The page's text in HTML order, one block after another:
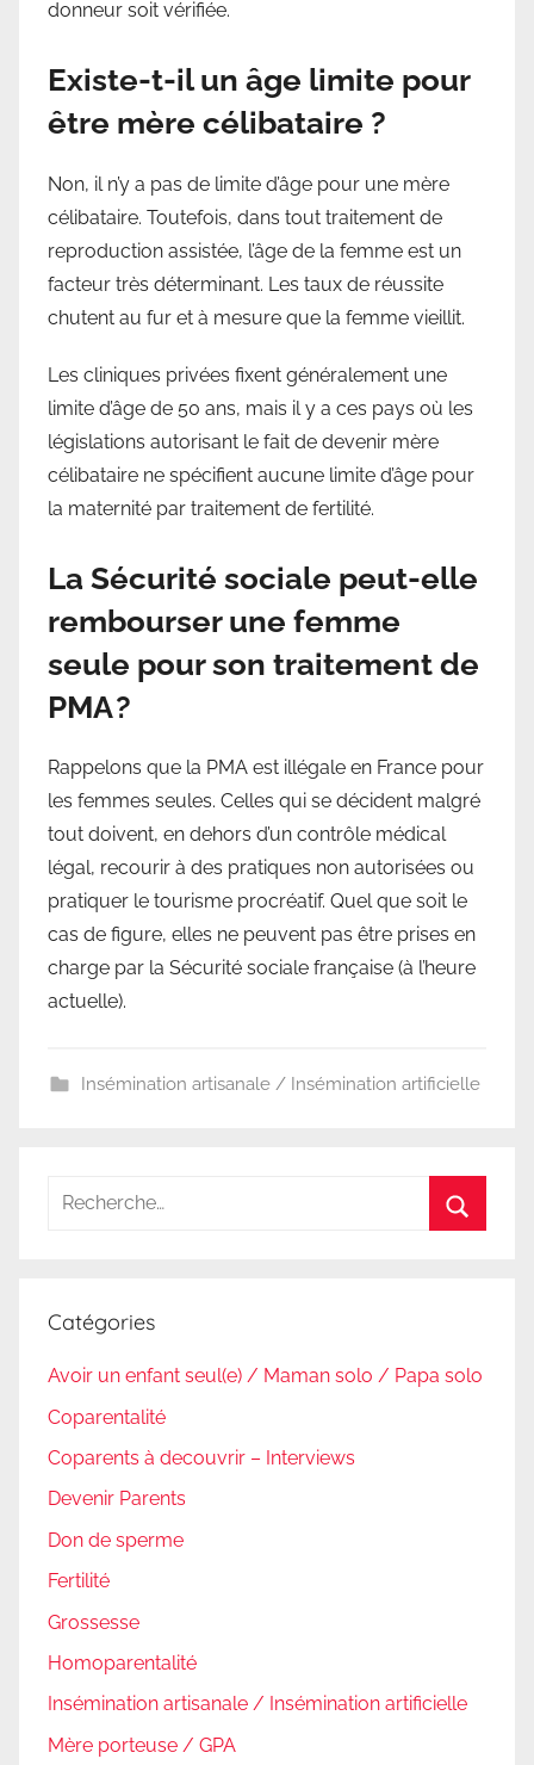
donneur soit vérifiée.
Existe-t-il un âge limite pour
être mère célibataire ?
Non, il n’y a pas de limite d’âge pour une mère
célibataire. Toutefois, dans tout traitement de
reproduction assistée, l’âge de la femme est un
facteur très déterminant. Les taux de réussite
chutent au fur et à mesure que la femme vieillit.
Les cliniques privées fixent généralement une
limite d’âge de 50 ans, mais il y a ces pays où les
législations autorisant le fait de devenir mère
célibataire ne spécifient aucune limite d’âge pour
la maternité par traitement de fertilité.
La Sécurité sociale peut-elle
rembourser une femme
seule pour son traitement de
PMA ?
Rappelons que la PMA est illégale en France pour
les femmes seules. Celles qui se décident malgré
tout doivent, en dehors d’un contrôle médical
légal, recourir à des pratiques non autorisées ou
pratiquer le tourisme procréatif. Quel que soit le
cas de figure, elles ne peuvent pas être prises en
charge par la Sécurité sociale française (à l’heure
actuelle).
Insémination artisanale / Insémination artificielle
Recherche
Catégories
Avoir un enfant seul(e) / Maman solo / Papa solo
Coparentalité
Coparents à decouvrir – Interviews
Devenir Parents
Don de sperme
Fertilité
Grossesse
Homoparentalité
Insémination artisanale / Insémination artificielle
Mère porteuse / GPA